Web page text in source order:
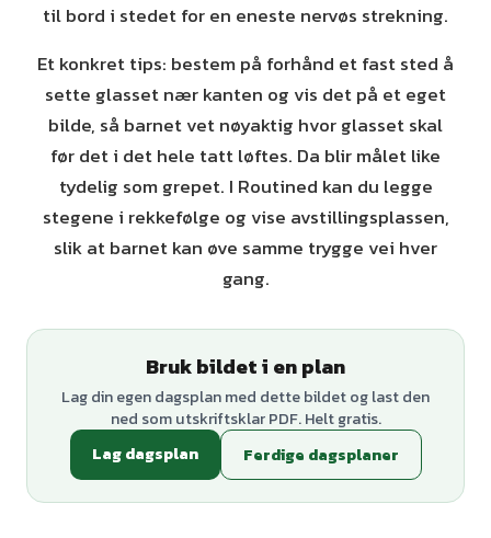
til bord i stedet for en eneste nervøs strekning.
Et konkret tips: bestem på forhånd et fast sted å
sette glasset nær kanten og vis det på et eget
bilde, så barnet vet nøyaktig hvor glasset skal
før det i det hele tatt løftes. Da blir målet like
tydelig som grepet. I Routined kan du legge
stegene i rekkefølge og vise avstillingsplassen,
slik at barnet kan øve samme trygge vei hver
gang.
Bruk bildet i en plan
Lag din egen dagsplan med dette bildet og last den
ned som utskriftsklar PDF. Helt gratis.
Lag dagsplan
Ferdige dagsplaner